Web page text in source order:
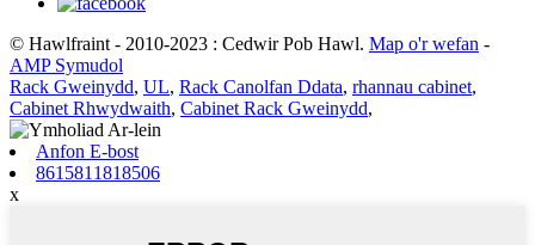
© Hawlfraint - 2010-2023 : Cedwir Pob Hawl. Map o'r wefan -
AMP Symudol
Rack Gweinydd, UL, Rack Canolfan Ddata, rhannau cabinet,
Cabinet Rhwydwaith, Cabinet Rack Gweinydd,
Anfon E-bost
8615811818506
x